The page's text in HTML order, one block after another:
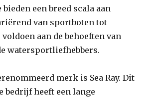
een breed scala aan
van sportboten tot
aan de behoeften van
watersportliefhebbers.
merk is Sea Ray. Dit
bedrijf heeft een lange